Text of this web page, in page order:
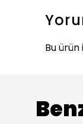
Bu ürün